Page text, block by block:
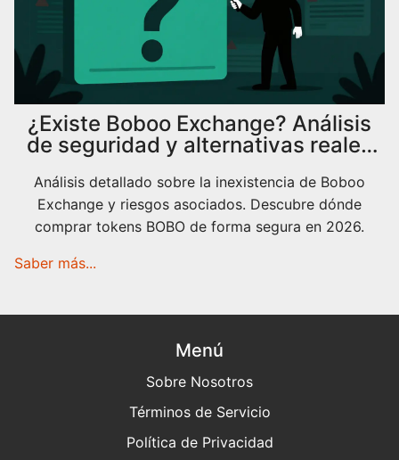
¿Existe Boboo Exchange? Análisis
de seguridad y alternativas reales
Análisis detallado sobre la inexistencia de Boboo
Exchange y riesgos asociados. Descubre dónde
comprar tokens BOBO de forma segura en 2026.
Saber más...
Menú
Sobre Nosotros
Términos de Servicio
Política de Privacidad